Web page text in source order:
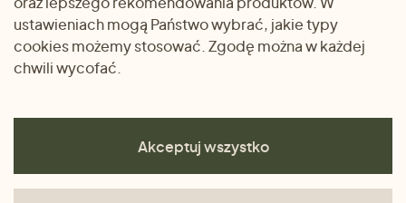
u nas
ustawieniach mogą Państwo wybrać, jakie typy
cookies możemy stosować. Zgodę można w każdej
chwili wycofać.
Akceptuj wszystko